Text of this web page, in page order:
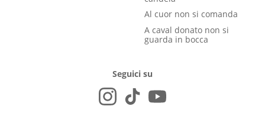
Al cuor non si comanda
A caval donato non si
guarda in bocca
Seguici su